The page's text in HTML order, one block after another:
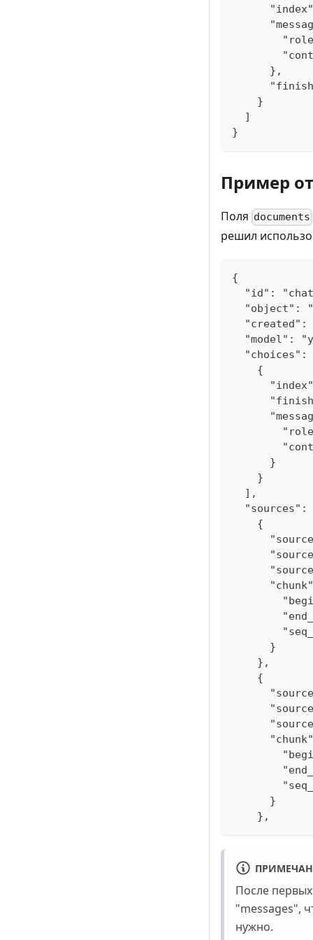
      },
    }
  ]
}
Пример
Поля documents
решил
{
"id":
"object":
"created":
"model":
"choices":
    {
      }
    }
  ],
"sources":
    {
      }
    },
    {
      }
    },
После
"messages",
нужно.